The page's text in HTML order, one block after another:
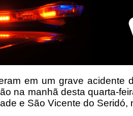
em um grave acidente
na manhã desta quarta-
e São Vicente do Seridó,